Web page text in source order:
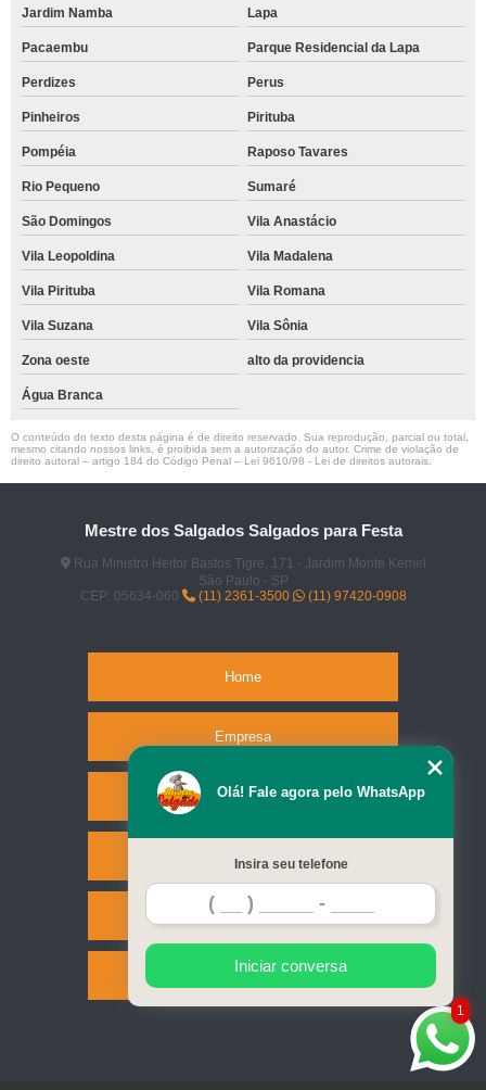
Jardim Namba Lapa
Pacaembu Parque Residencial da Lapa
Perdizes Perus
Pinheiros Pirituba
Pompéia Raposo Tavares
Rio Pequeno Sumaré
São Domingos Vila Anastácio
Vila Leopoldina Vila Madalena
Vila Pirituba Vila Romana
Vila Suzana Vila Sônia
Zona oeste alto da providencia
Água Branca
O conteúdo do texto desta página é de direito reservado. Sua reprodução, parcial ou total,
mesmo citando nossos links, é proibida sem a autorização do autor. Crime de violação de
direito autoral – artigo 184 do Código Penal – Lei 9610/98 - Lei de direitos autorais
Mestre dos Salgados Salgados para Festa
Rua Ministro Heitor Bastos Tigre, 171 - Jardim Monte Kemel
São Paulo - SP
CEP: 05634-060
(11) 2361-3500 (11) 97420-0908
Home
Empresa
Missão
Serviços
Contato
Mapa do site
1
Olá! Fale agora pelo WhatsApp
Insira seu telefone
Iniciar conversa